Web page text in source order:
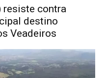
resiste contra
destino
Veadeiros